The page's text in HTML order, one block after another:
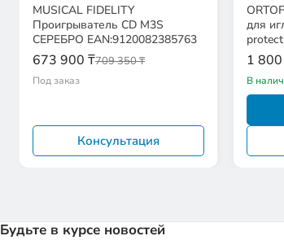
MUSICAL FIDELITY
Проигрыватель CD M3S
СЕРЕБРО EAN:9120082385763
673 900 ₸709 350 ₸
Под заказ
Консультация
для
1
В
Будьте в курсе новостей